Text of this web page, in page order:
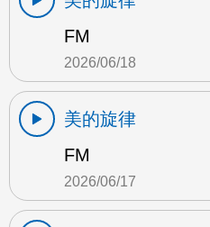
FM
2026/06/18
美的旋律
FM
2026/06/17